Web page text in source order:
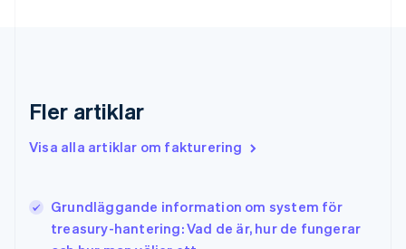
Fler artiklar
Visa alla artiklar om fakturering
Grundläggande information om system för
treasury-hantering: Vad de är, hur de fungerar
Hongkong SAR, Kina
English 简体中文
Indien
Italien
ItalianoEnglish